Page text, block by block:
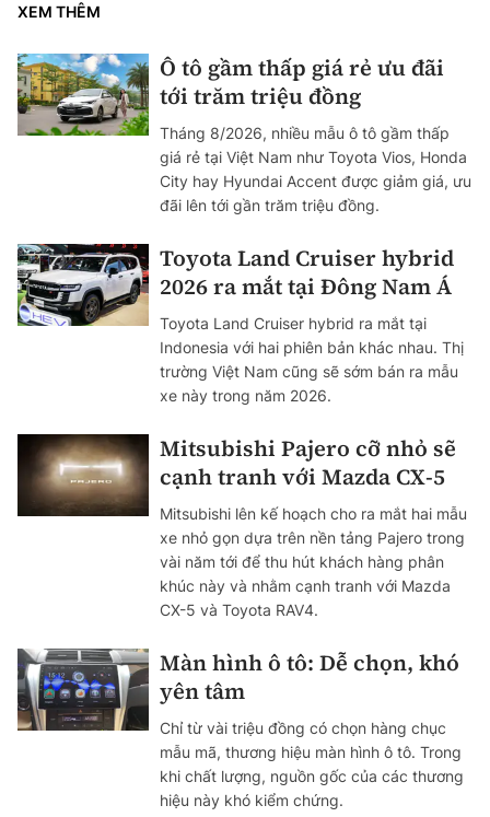
XEM THÊM
Ô tô gầm thấp giá rẻ ưu đãi
tới trăm triệu đồng
Tháng 8/2026, nhiều mẫu ô tô gầm thấp
giá rẻ tại Việt Nam như Toyota Vios, Honda
City hay Hyundai Accent được giảm giá, ưu
đãi lên tới gần trăm triệu đồng.
Toyota Land Cruiser hybrid
2026 ra mắt tại Đông Nam Á
Toyota Land Cruiser hybrid ra mắt tại
Indonesia với hai phiên bản khác nhau. Thị
trường Việt Nam cũng sẽ sớm bán ra mẫu
xe này trong năm 2026.
Mitsubishi Pajero cỡ nhỏ sẽ
cạnh tranh với Mazda CX-5
Mitsubishi lên kế hoạch cho ra mắt hai mẫu
xe nhỏ gọn dựa trên nền tảng Pajero trong
vài năm tới để thu hút khách hàng phân
khúc này và nhằm cạnh tranh với Mazda
CX-5 và Toyota RAV4.
Màn hình ô tô: Dễ chọn, khó
yên tâm
Chỉ từ vài triệu đồng có chọn hàng chục
mẫu mã, thương hiệu màn hình ô tô. Trong
khi chất lượng, nguồn gốc của các thương
hiệu này khó kiểm chứng.